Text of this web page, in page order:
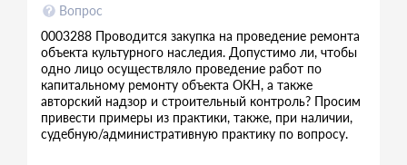
Вопрос
0003288 Проводится закупка на проведение ремонта
объекта культурного наследия. Допустимо ли, чтобы
одно лицо осуществляло проведение работ по
капитальному ремонту объекта ОКН, а также
авторский надзор и строительный контроль? Просим
привести примеры из практики, также, при наличии,
судебную/административную практику по вопросу.